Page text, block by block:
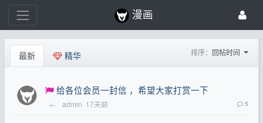
漫画
最新 精华 排序： 回帖时间
给各位会员一封信 ，希望大家打赏一下
← admin 17天前 5